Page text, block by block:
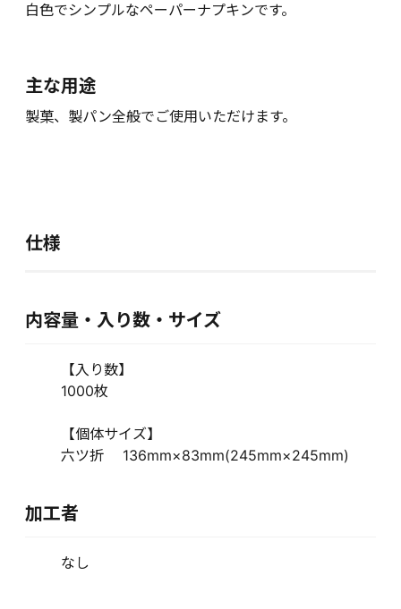
白色でシンプルなペーパーナプキンです。
主な用途
製菓、製パン全般でご使用いただけます。
仕様
内容量・入り数・サイズ
【入り数】
1000枚
【個体サイズ】
六ツ折 136mm×83mm(245mm×245mm)
加工者
なし